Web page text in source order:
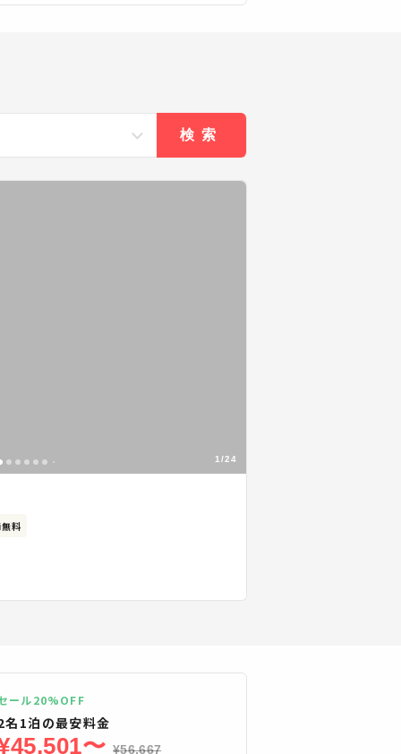
検索
1/24
料
ール20%OFF
名 1泊の最安料金
45,501〜 ¥56,667